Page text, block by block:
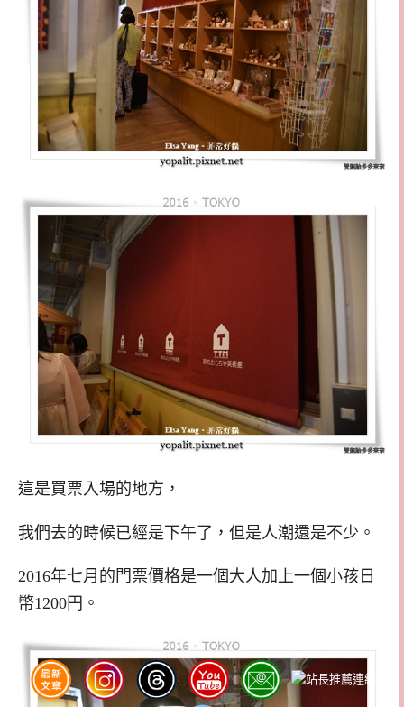
這是買票入場的地方，
我們去的時候已經是下午了，但是人潮還是不少。
2016年七月的門票價格是一個大人加上一個小孩日
幣1200円。